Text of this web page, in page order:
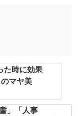
た時に効果
マヤ美
」「人事